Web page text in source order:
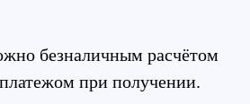
безналичным расчётом
при получении.